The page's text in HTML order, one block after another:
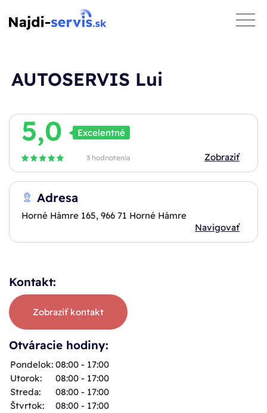
toggle
AUTOSERVIS Lui
5,0 Excelentné
3 hodnotenia Zobraziť
Adresa
Horné Hámre 165, 966 71 Horné Hámre
Navigovať
Kontakt:
Zobraziť kontakt
Otváracie hodiny:
Pondelok: 08:00 - 17:00
Utorok:
08:00 - 17:00
Streda:
08:00 - 17:00
Štvrtok:
08:00 - 17:00